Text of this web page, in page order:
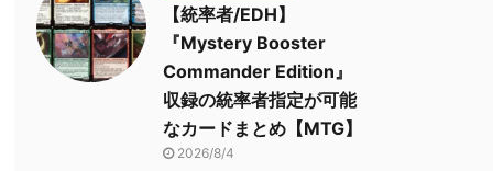
【統率者/EDH】
『Mystery Booster
Commander Edition』
収録の統率者指定が可能
なカードまとめ【MTG】
2026/8/4